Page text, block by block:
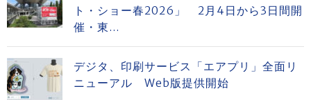
ト・ショー春2026」 2月4日から3日間開
催・東...
デジタ、印刷サービス「エアプリ」全面リ
ニューアル Web版提供開始